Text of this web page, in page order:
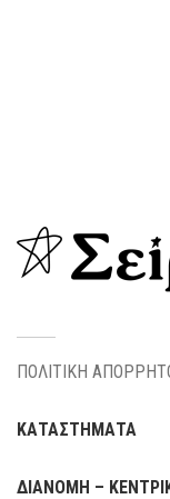
ΠΟΛΙΤΙΚΗ
ΚΑΤΑΣΤΗΜΑΤΑ
ΔΙΑΝΟΜΗ –